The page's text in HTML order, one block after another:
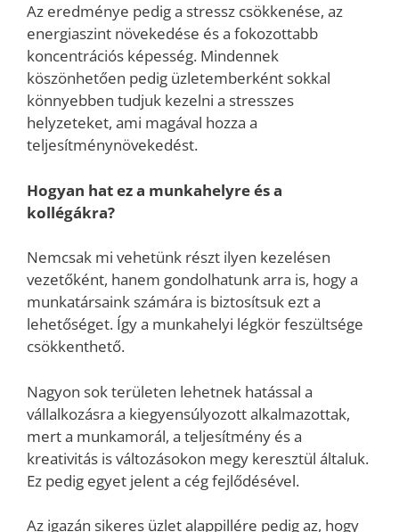
Az eredménye pedig a stressz csökkenése, az
energiaszint növekedése és a fokozottabb
koncentrációs képesség. Mindennek
köszönhetően pedig üzletemberként sokkal
könnyebben tudjuk kezelni a stresszes
helyzeteket, ami magával hozza a
teljesítménynövekedést.
Hogyan hat ez a munkahelyre és a
kollégákra?
Nemcsak mi vehetünk részt ilyen kezelésen
vezetőként, hanem gondolhatunk arra is, hogy a
munkatársaink számára is biztosítsuk ezt a
lehetőséget. Így a munkahelyi légkör feszültsége
csökkenthető.
Nagyon sok területen lehetnek hatással a
vállalkozásra a kiegyensúlyozott alkalmazottak,
mert a munkamorál, a teljesítmény és a
kreativitás is változásokon megy keresztül általuk.
Ez pedig egyet jelent a cég fejlődésével.
Az igazán sikeres üzlet alappillére pedig az, hogy